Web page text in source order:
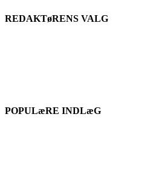
REDAKTøRENS VALG
POPULæRE INDLæG